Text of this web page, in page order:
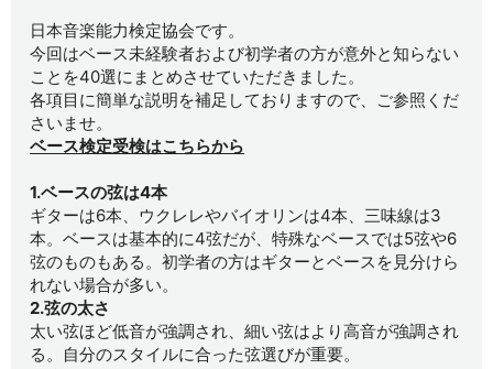
日本音楽能力検定協会です。
今回はベース未経験者および初学者の方が意外と知らない
ことを40選にまとめさせていただきました。
各項目に簡単な説明を補足しておりますので、ご参照くだ
さいませ。
ベース検定受検はこちらから
1.ベースの弦は4本
ギターは6本、ウクレレやバイオリンは4本、三味線は3
本。ベースは基本的に4弦だが、特殊なベースでは5弦や6
弦のものもある。初学者の方はギターとベースを見分けら
れない場合が多い。
2.弦の太さ
太い弦ほど低音が強調され、細い弦はより高音が強調され
る。自分のスタイルに合った弦選びが重要。